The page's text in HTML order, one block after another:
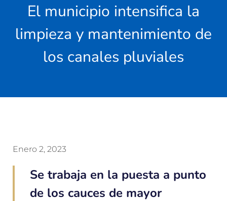
El municipio intensifica la
limpieza y mantenimiento de
los canales pluviales
Enero 2, 2023
Se trabaja en la puesta a punto
de los cauces de mayor